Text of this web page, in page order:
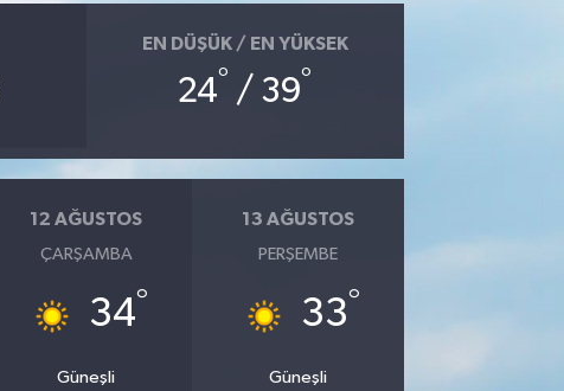
EN DÜŞÜK / EN YÜKSEK
24° / 39°
12 AĞUSTOS
ÇARŞAMBA
34°
Güneşli
13 AĞUSTOS
PERŞEMBE
33°
Güneşli